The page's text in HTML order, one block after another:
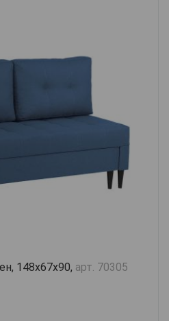
148х67х90, арт. 70305